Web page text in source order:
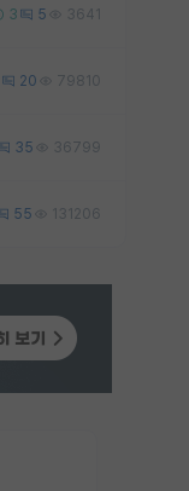
3 5 3641
20 79810
35 36799
55 131206